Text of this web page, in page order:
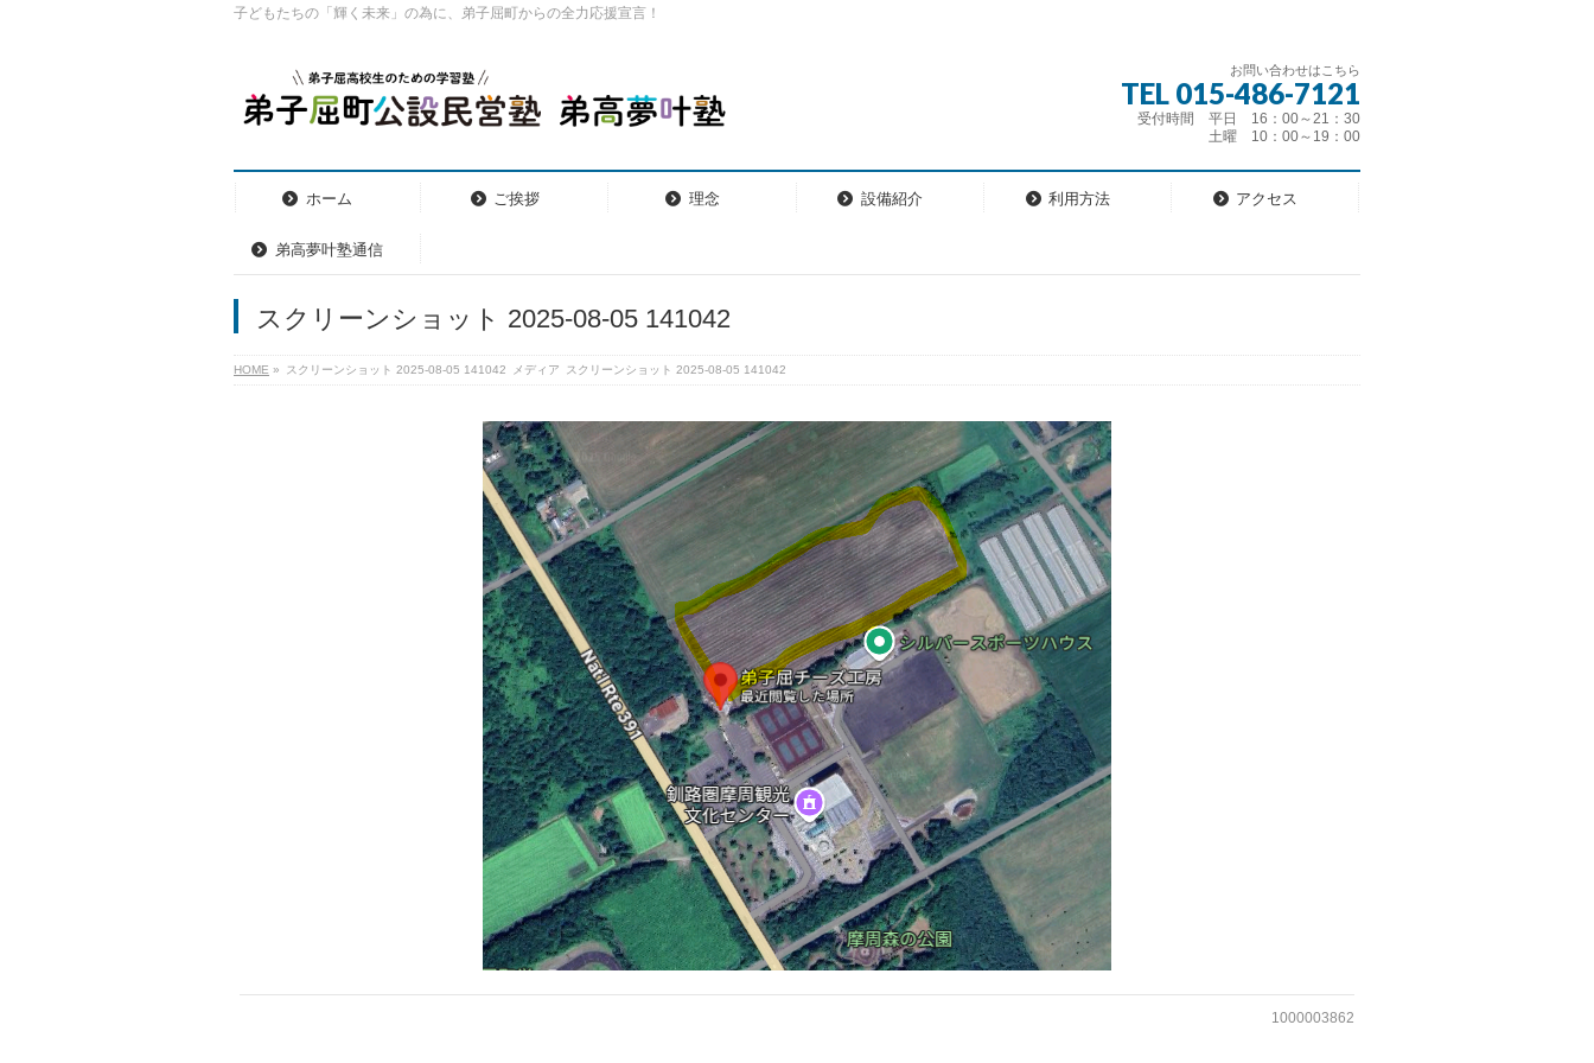
子どもたちの「輝く未来」の為に、弟子屈町からの全力応援宣言！
お問い合わせはこちら
TEL 015-486-7121
受付時間 平日 16：00～21：30
土曜 10：00～19：00
ホーム ご挨拶 理念 設備紹介 利用方法 アクセス
弟高夢叶塾通信
スクリーンショット 2025-08-05 141042
HOME » スクリーンショット 2025-08-05 141042 メディア スクリーンショット 2025-08-05 141042
1000003862